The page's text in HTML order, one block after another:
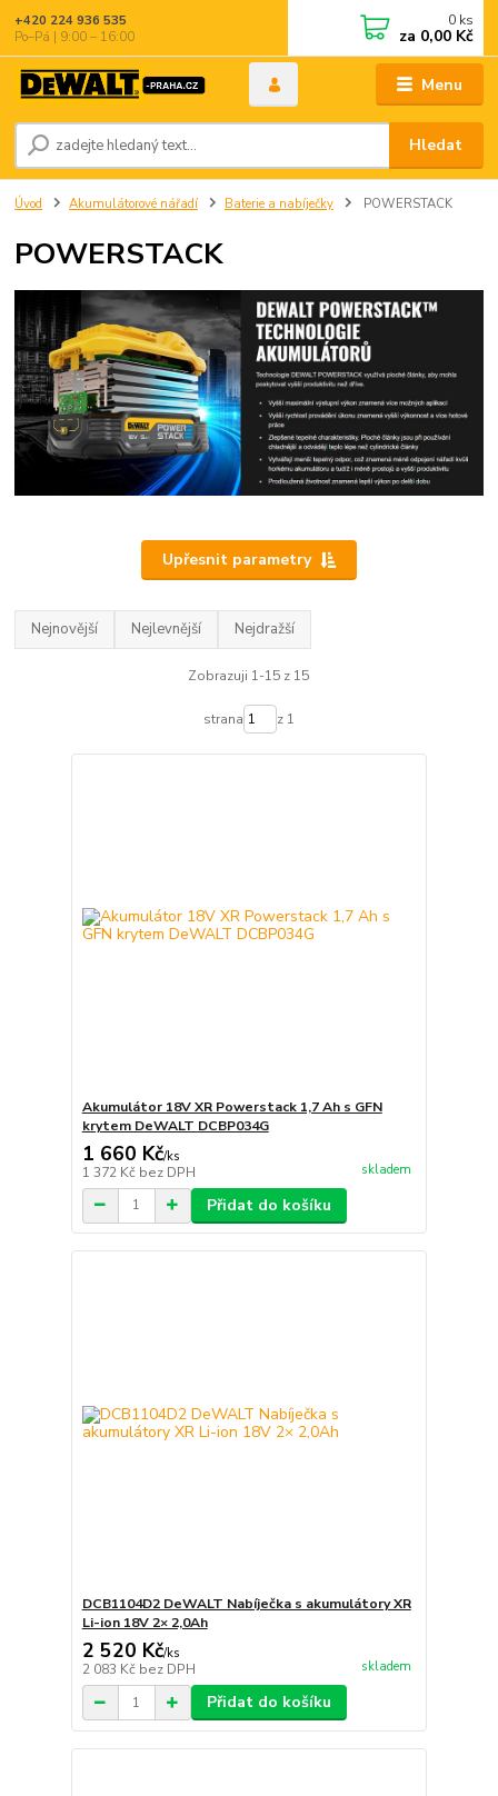
Menu
Hledat
+420 224 936 535
Po–Pá | 9:00 – 16:00
0 ks
za 0,00 Kč
Úvod Akumulátorové nářadí Baterie a nabíječky POWERSTACK
POWERSTACK
Upřesnit parametry
Nejnovější Nejlevnější Nejdražší
Zobrazuji 1-15 z 15
strana z 1
Akumulátor 18V XR Powerstack 1,7 Ah s GFN
krytem DeWALT DCBP034G
1 660 Kč/ks
1 372 Kč bez DPH skladem
Přidat do košíku
DCB1104D2 DeWALT Nabíječka s akumulátory XR
Li-ion 18V 2× 2,0Ah
2 520 Kč/ks
2 083 Kč bez DPH skladem
Přidat do košíku